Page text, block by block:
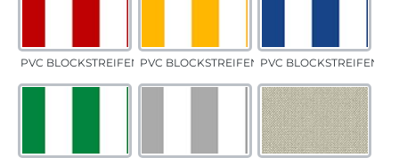
PVC BLOCKSTREIFEN rotPVC BLOCKSTREIFEN gelbPVC BLOCKSTREIFEN